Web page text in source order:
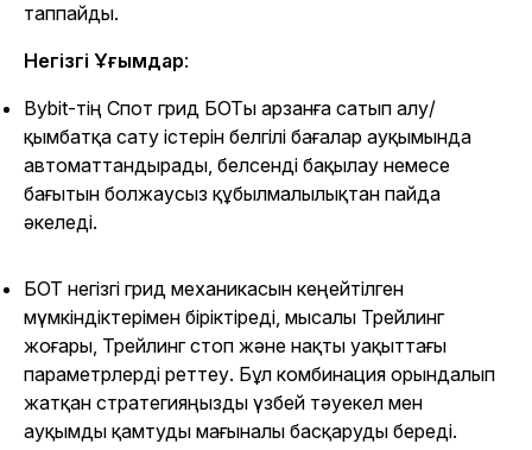
таппайды.
Негізгі Ұғымдар:
Bybit-тің Спот грид БОТы арзанға сатып алу/
қымбатқа сату істерін белгілі бағалар ауқымында
автоматтандырады, белсенді бақылау немесе
бағытын болжаусыз құбылмалылықтан пайда
әкеледі.
БОТ негізгі грид механикасын кеңейтілген
мүмкіндіктерімен біріктіреді, мысалы Трейлинг
жоғары, Трейлинг стоп және нақты уақыттағы
параметрлерді реттеу. Бұл комбинация орындалып
жатқан стратегияңызды үзбей тәуекел мен
ауқымды қамтуды мағыналы басқаруды береді.